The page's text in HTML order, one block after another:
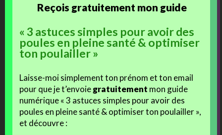
compte rendu minutieux par oeuf (cela me permet un vrai
suivi de chaque poule
et contribue à toujours
améliorer la qualité des oeufs fécondés que je propose
—–
Si toi aussi tu veux me partager un faire part
d’éclosion, utilise le mail de ta commande, ce sera parfait
Reçois gratuitement mon guide
« 3 astuces simples pour avoir des
poules en pleine santé & optimiser
ton poulailler »
Laisse-moi simplement ton prénom et ton email
pour que je t’envoiegratuitement mon guide
numérique « 3 astuces simples pour avoir des
poules en pleine santé & optimiser ton poulailler »,
et découvre :